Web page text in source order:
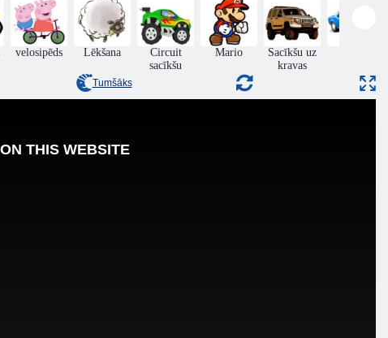
velosipēds Lēkšana
Circuit
sacīkšu
Mario
Sacīkšu uz
kravas
Tumšāks